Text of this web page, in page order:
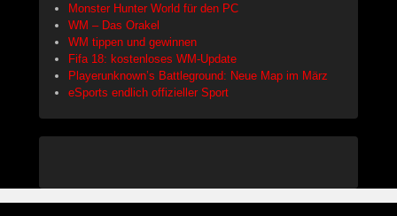
Monster Hunter World für den PC
WM – Das Orakel
WM tippen und gewinnen
Fifa 18: kostenloses WM-Update
Playerunknown’s Battleground: Neue Map im März
eSports endlich offizieller Sport